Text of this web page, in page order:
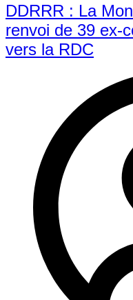
DDRRR : La
renvoi de 39 ex-
vers la RDC